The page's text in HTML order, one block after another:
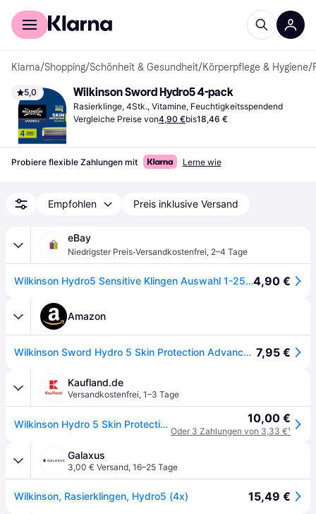
Für Shopper
Klarna/Shopping/Schönheit & Gesundheit/Körperpflege & Hygiene/
5,0 Wilkinson Sword Hydro5 4-pack
Rasierklinge, 4Stk., Vitamine, Feuchtigkeitsspendend
Vergleiche Preise von4,90 €bis18,46 €
Probiere flexible Zahlungen mit Lerne wie
Empfohlen Preis inklusive Versand
eBay
Niedrigster Preis·Versandkostenfrei, 2–4 Tage
Wilkinson Hydro5 Sensitive Klingen Auswahl 1-25 Stück In Blister Oder Ovp4,90 €
Amazon
Wilkinson Sword Hydro 5 Skin Protection Advanced (Ultimate), 4 Rasierklingen 7,95 €
Kaufland.de
Versandkostenfrei, 1–3 Tage
Wilkinson Hydro 5 Skin Protection Ersatzklingen - 4er Pack 10,00 €
Oder 3 Zahlungen von 3,33 €¹
Galaxus
3,00 € Versand, 16–25 Tage
Wilkinson, Rasierklingen, Hydro5 (4x) 15,49 €